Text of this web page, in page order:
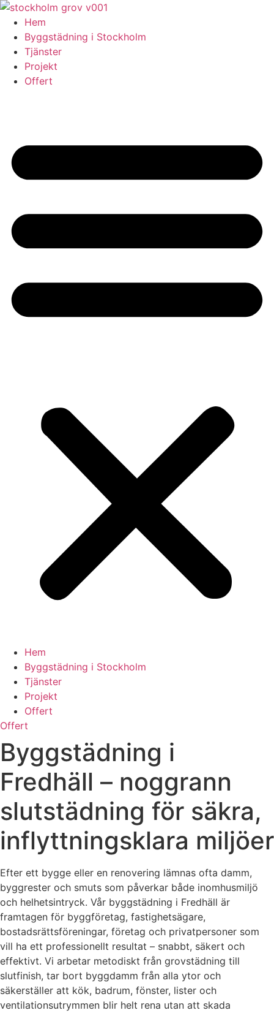
Skip
content
Hem
Byggstädning i Stockholm
Tjänster
Projekt
Offert
Hem
Byggstädning i Stockholm
Tjänster
Projekt
Offert
Offert
Byggstädning i
Fredhäll – noggrann
slutstädning för säkra,
inflyttningsklara miljöer
Efter ett bygge eller en renovering lämnas ofta damm,
byggrester och smuts som påverkar både inomhusmiljö
och helhetsintryck. Vår byggstädning i Fredhäll är
framtagen för byggföretag, fastighetsägare,
bostadsrättsföreningar, företag och privatpersoner som
vill ha ett professionellt resultat – snabbt, säkert och
effektivt. Vi arbetar metodiskt från grovstädning till
slutfinish, tar bort byggdamm från alla ytor och
säkerställer att kök, badrum, fönster, lister och
ventilationsutrymmen blir helt rena utan att skada